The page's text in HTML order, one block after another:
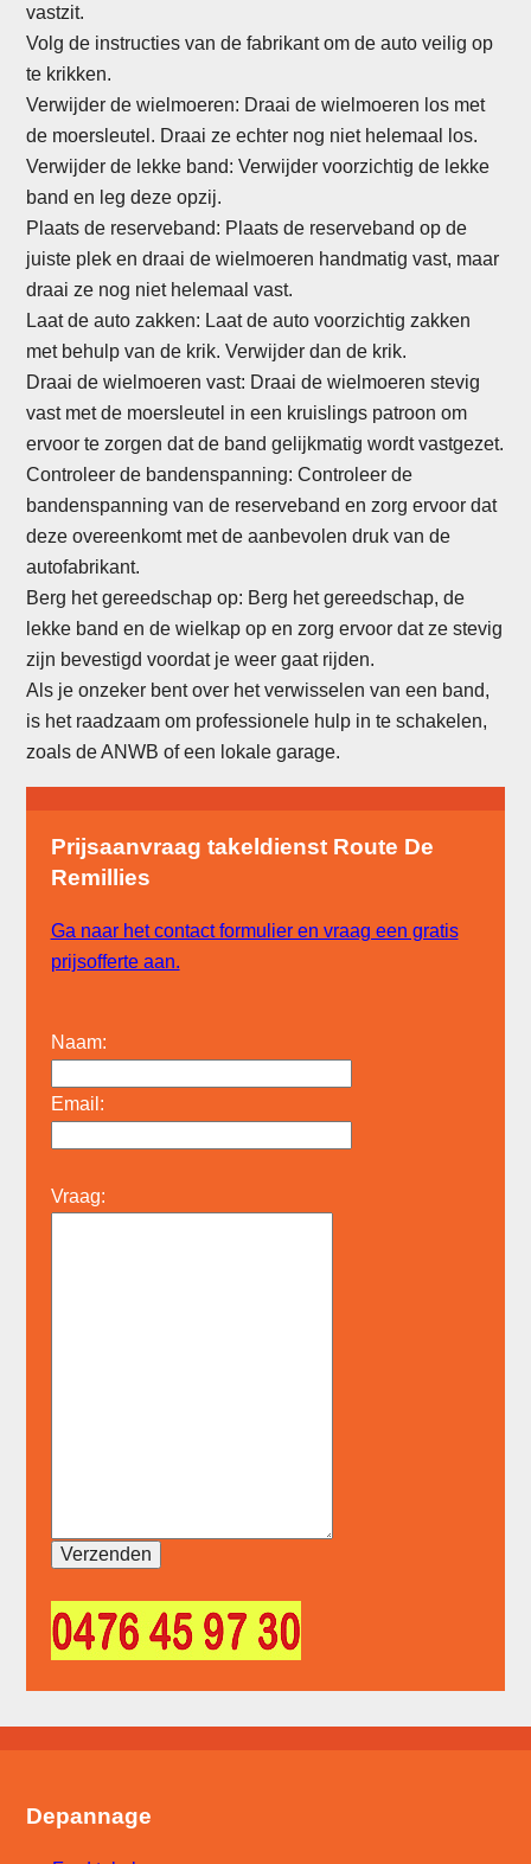
vastzit.
Volg de instructies van de fabrikant om de auto veilig op
te krikken.
Verwijder de wielmoeren: Draai de wielmoeren los met
de moersleutel. Draai ze echter nog niet helemaal los.
Verwijder de lekke band: Verwijder voorzichtig de lekke
band en leg deze opzij.
Plaats de reserveband: Plaats de reserveband op de
juiste plek en draai de wielmoeren handmatig vast, maar
draai ze nog niet helemaal vast.
Laat de auto zakken: Laat de auto voorzichtig zakken
met behulp van de krik. Verwijder dan de krik.
Draai de wielmoeren vast: Draai de wielmoeren stevig
vast met de moersleutel in een kruislings patroon om
ervoor te zorgen dat de band gelijkmatig wordt vastgezet.
Controleer de bandenspanning: Controleer de
bandenspanning van de reserveband en zorg ervoor dat
deze overeenkomt met de aanbevolen druk van de
autofabrikant.
Berg het gereedschap op: Berg het gereedschap, de
lekke band en de wielkap op en zorg ervoor dat ze stevig
zijn bevestigd voordat je weer gaat rijden.
Als je onzeker bent over het verwisselen van een band,
is het raadzaam om professionele hulp in te schakelen,
zoals de ANWB of een lokale garage.
Prijsaanvraag takeldienst Route De
Remillies
Ga naar het contact formulier en vraag een gratis
prijsofferte aan.
Naam:
Email:
Vraag:
Depannage